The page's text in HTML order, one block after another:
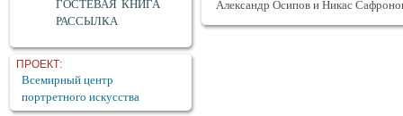
ГОСТЕВАЯ КНИГА
РАССЫЛКА
ПРОЕКТ:
Всемирный центр
портретного искусства
Александр Осипов и Никас